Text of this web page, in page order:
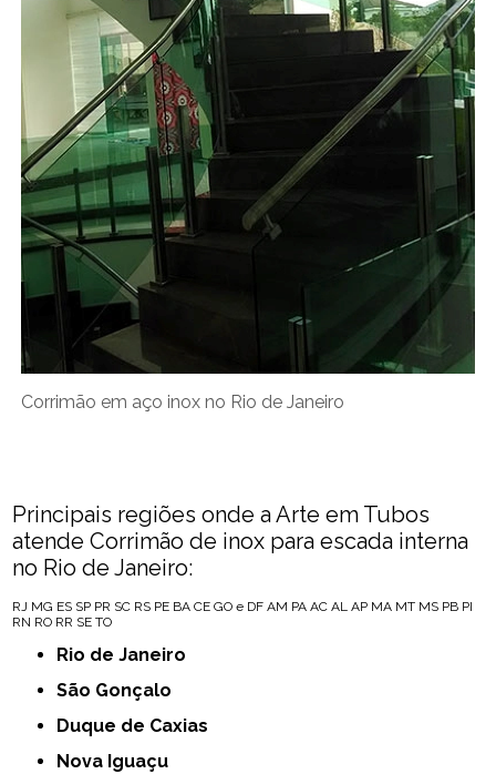
Corrimão em aço inox no Rio de Janeiro
Principais regiões onde a Arte em Tubos
atende Corrimão de inox para escada interna
no Rio de Janeiro:
RJ MG ES SP PR SC RS PE BA CE GO e DF AM PA AC AL AP MA MT MS PB PI
RN RO RR SE TO
Rio de Janeiro
São Gonçalo
Duque de Caxias
Nova Iguaçu